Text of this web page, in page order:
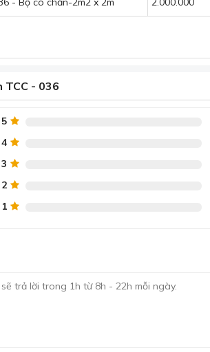
chăn ga không chỉ giữ được độ
giặt.
TCC - 036
5
4
3
2
1